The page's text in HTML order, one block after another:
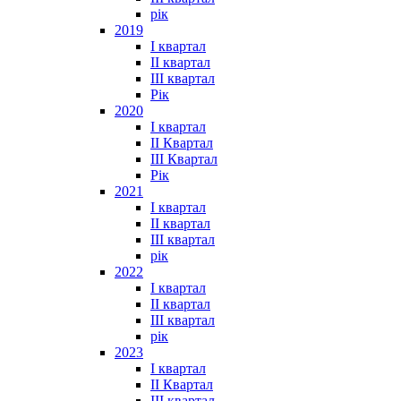
рік
2019
I квартал
II квартал
III квартал
Рік
2020
I квартал
II Квартал
III Квартал
Рік
2021
I квартал
II квартал
III квартал
рік
2022
I квартал
II квартал
ІІІ квартал
рік
2023
І квартал
ІІ Квартал